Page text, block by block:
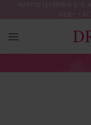
to
content
HURTIG LEVERING 2-5
499,- •